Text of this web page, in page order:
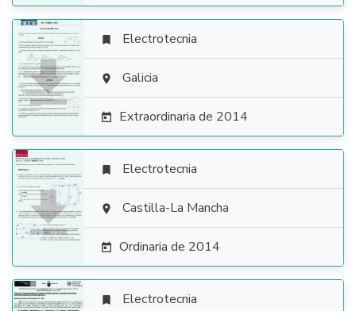

 Electrotecnia
 Galicia
 Extraordinaria de 2014

 Electrotecnia
 Castilla-La Mancha
 Ordinaria de 2014
 Electrotecnia